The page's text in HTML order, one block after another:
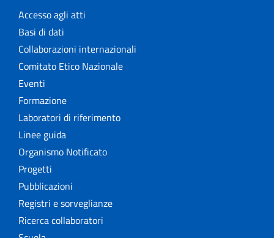
Accesso agli atti
Basi di dati
Collaborazioni internazionali
Comitato Etico Nazionale
Eventi
Formazione
Laboratori di riferimento
Linee guida
Organismo Notificato
Progetti
Pubblicazioni
Registri e sorveglianze
Ricerca collaboratori